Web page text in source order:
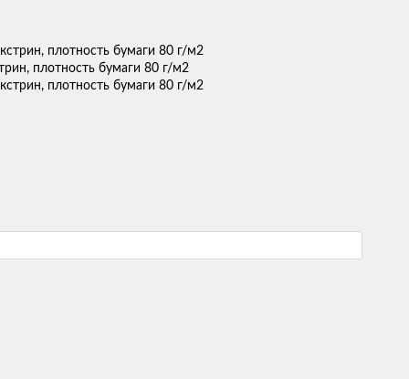
плотность бумаги 80 г/м2